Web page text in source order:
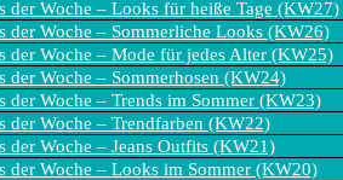
der Woche – Looks für heiße Tage (KW27)
der Woche – Sommerliche Looks (KW26)
der Woche – Mode für jedes Alter (KW25)
der Woche – Sommerhosen (KW24)
der Woche – Trends im Sommer (KW23)
der Woche – Trendfarben (KW22)
der Woche – Jeans Outfits (KW21)
der Woche – Looks im Sommer (KW20)